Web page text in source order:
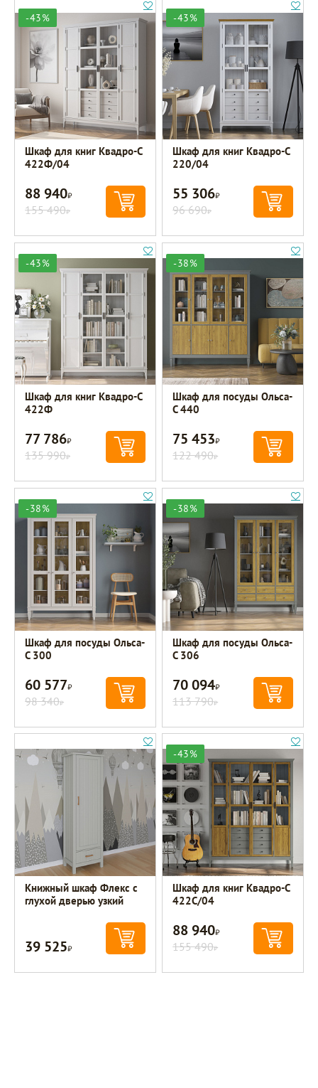
-43%
Шкаф для книг Квадро-С
422Ф/04
88 940Р
155 490Р
-43%
Шкаф для книг Квадро-С
220/04
55 306Р
96 690Р
-43%
Шкаф для книг Квадро-С
422Ф
77 786Р
135 990Р
-38%
Шкаф для посуды Ольса-
С 440
75 453Р
122 490Р
-38%
Шкаф для посуды Ольса-
С 300
60 577Р
98 340Р
-38%
Шкаф для посуды Ольса-
С 306
70 094Р
113 790Р
Книжный шкаф Флекс с
глухой дверью узкий
39 525Р
-43%
Шкаф для книг Квадро-С
422С/04
88 940Р
155 490Р